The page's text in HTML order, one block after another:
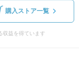
購入ストア一覧
収益を得ています